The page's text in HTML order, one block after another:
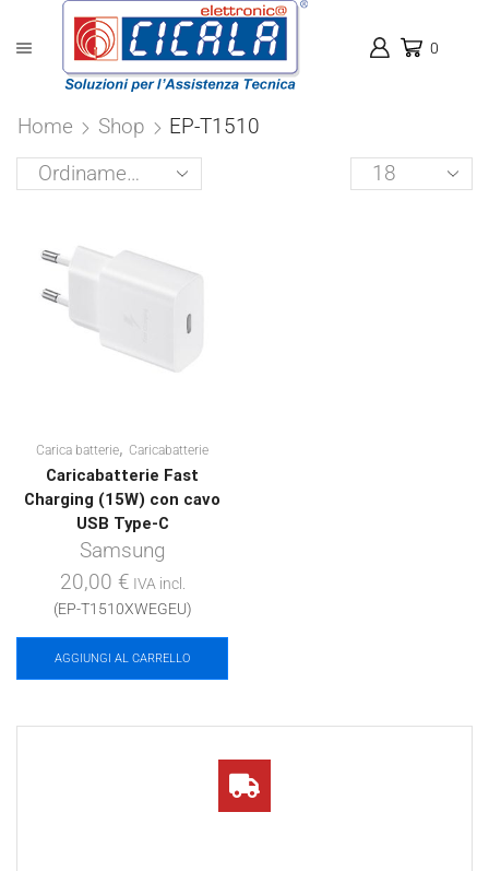
0
Home Shop
EP-T1510
Products
Carica batterie, Caricabatterie
Caricabatterie Fast
Charging (15W) con cavo
USB Type-C
Samsung
20,00 € IVA incl.
(EP-T1510XWEGEU)
AGGIUNGI AL CARRELLO